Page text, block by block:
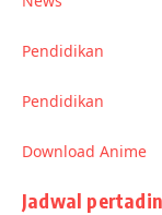
Pendidikan
Pendidikan
Download Anime
Jadwal